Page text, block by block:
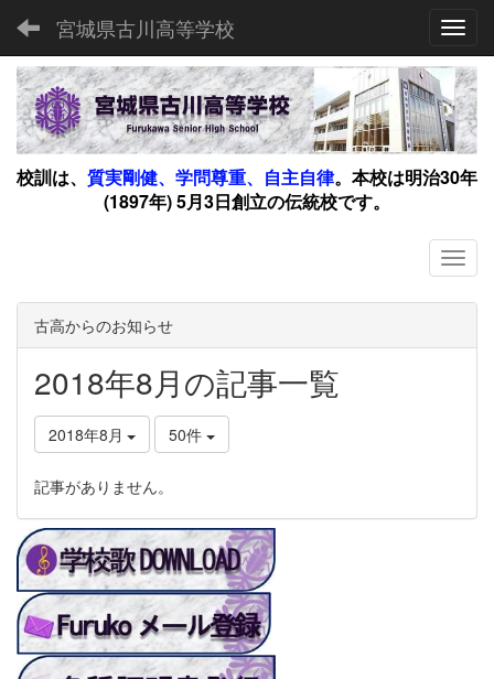
宮城県古川高等学校
校訓は、 質実剛健、学問尊重、自主自律。 本校は明治30年
(1897年) 5月3日創立の伝統校です。
古高からのお知らせ
2018年8月の記事一覧
2018年8月 50件
記事がありません。